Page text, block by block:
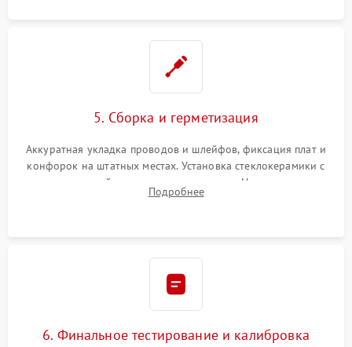
5. Сборка и герметизация
Аккуратная укладка проводов и шлейфов, фиксация плат и
конфорок на штатных местах. Установка стеклокерамики с
проверкой равномерности зазоров. Нанесение
термостойкого герметика или укладка уплотнительной
Подробнее
6. Финальное тестирование и калибровка